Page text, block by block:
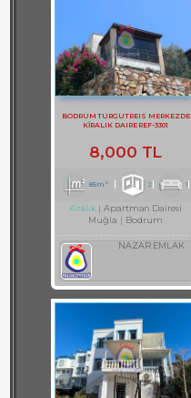
BODRUM TURGUTREIS MERKEZDE
KİRALIK DAIRE REF-3301
8,000 TL
85m² 2 1
Kiralık
Apartman Dairesi
Muğla
Bodrum
NAZAR EMLAK